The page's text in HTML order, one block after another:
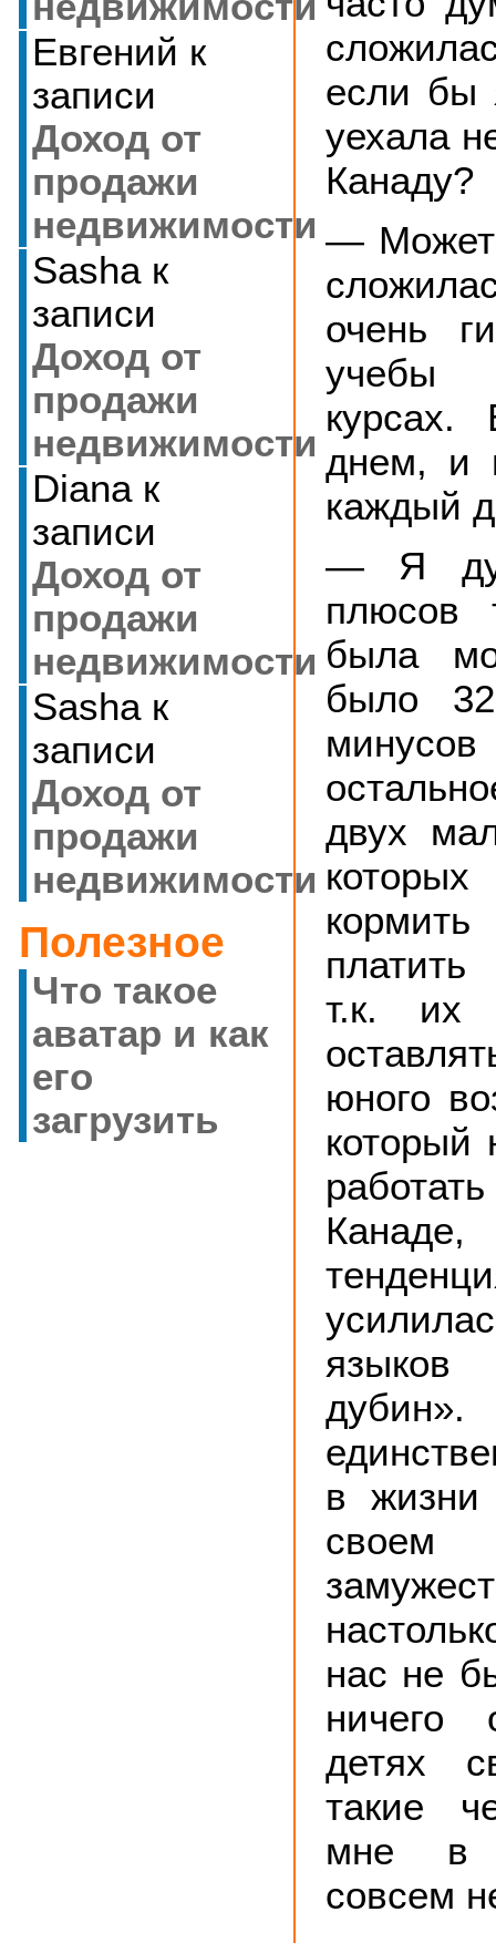
Евгений к
записи
Доход от
продажи
недвижимости
Sashaк
записи
Доход от
продажи
недвижимости
Dianaк
записи
Доход от
продажи
недвижимости
Sashaк
записи
Доход от
продажи
недвижимости
Полезное
Что такое
аватар и как
его
загрузить
если бы
уехала
Канаду?
— Может
очень
учебы
курсах.
днем, и
каждый
— Я
плюсов
была
было
двух
т.к. их
юного
который
в
своем
нас не
детях
такие
мне в
совсем